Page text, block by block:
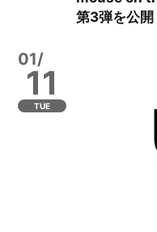
第3弾を公開
01/
11
TUE